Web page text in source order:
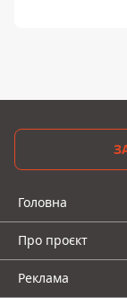
Головна
Про проєкт
Реклама